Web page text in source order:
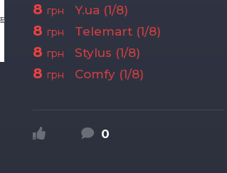
8 грн Y.ua (1/8)
8 грн Telemart (1/8)
8 грн Stylus (1/8)
8 грн Comfy (1/8)
0